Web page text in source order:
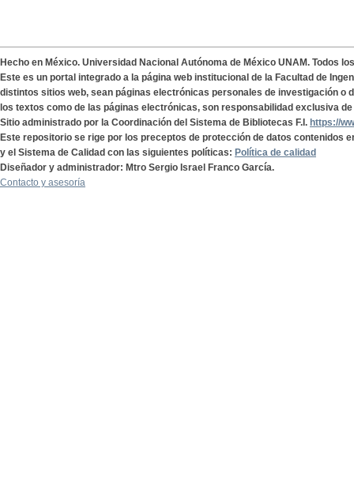
Hecho en México. Universidad Nacional Autónoma de México UNAM. Todos
Este es un portal integrado a la página web institucional de la Facultad de
distintos sitios web, sean páginas electrónicas personales de investigación o
los textos como de las páginas electrónicas, son responsabilidad exclusiva
Sitio administrado por la Coordinación del Sistema de Bibliotecas F.I. https://
Este repositorio se rige por los preceptos de protección de datos contenidos
y el Sistema de Calidad con las siguientes políticas: Política de calidad
Diseñador y administrador: Mtro Sergio Israel Franco García.
Contacto y asesoría